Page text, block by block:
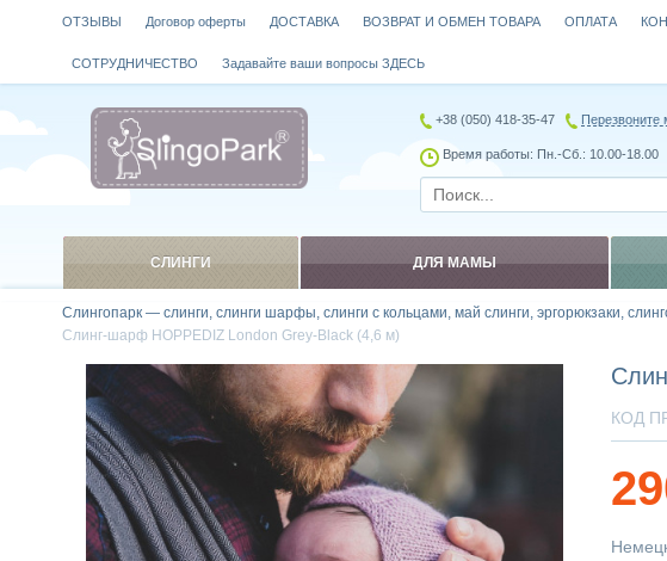
Слингопарк — слинги, слинги шарфы, слинги с кольцами, май слинги, эргорюкзаки,
Слинг-шарф HOPPEDIZ London Grey-Black (4,6 м)
КОД
ОТЗЫВЫ Договор оферты ДОСТАВКА ВОЗВРАТ И ОБМЕН ТОВАРА ОПЛАТА
СОТРУДНИЧЕСТВО Задавайте ваши вопросы ЗДЕСЬ
+38 (050) 418-35-47 Перезвоните
Время работы: Пн.-Сб.: 10.00-18.00
СЛИНГИ ДЛЯ МАМЫ